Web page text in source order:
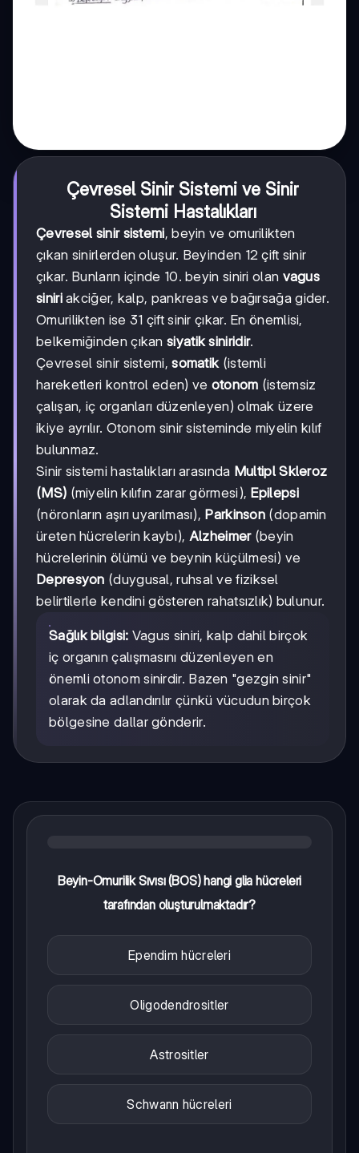
Çevresel Sinir Sistemi ve Sinir
Sistemi Hastalıkları
Çevresel sinir sistemi, beyin ve omurilikten
çıkan sinirlerden oluşur. Beyinden 12 çift sinir
çıkar. Bunların içinde 10. beyin siniri olan vagus
siniriakciğer, kalp, pankreas ve bağırsağa gider.
Omurilikten ise 31 çift sinir çıkar. En önemlisi,
belkemiğinden çıkansiyatik siniridir.
Çevresel sinir sistemi,somatik (istemli
hareketleri kontrol eden) ve otonom (istemsiz
çalışan, iç organları düzenleyen) olmak üzere
ikiye ayrılır. Otonom sinir sisteminde miyelin kılıf
bulunmaz.
Sinir sistemi hastalıkları arasında Multipl Skleroz
(MS) (miyelin kılıfın zarar görmesi), Epilepsi
(nöronların aşırı uyarılması), Parkinson (dopamin
üreten hücrelerin kaybı), Alzheimer(beyin
hücrelerinin ölümü ve beynin küçülmesi) ve
Depresyon (duygusal, ruhsal ve fiziksel
belirtilerle kendini gösteren rahatsızlık) bulunur.
Sağlık bilgisi: Vagus siniri, kalp dahil birçok
iç organın çalışmasını düzenleyen en
önemli otonom sinirdir. Bazen "gezgin sinir"
olarak da adlandırılır çünkü vücudun birçok
bölgesine dallar gönderir.
Beyin-Omurilik Sıvısı (BOS) hangi glia hücreleri
tarafından oluşturulmaktadır?
Ependim hücreleri
Oligodendrositler
Astrositler
Schwann hücreleri